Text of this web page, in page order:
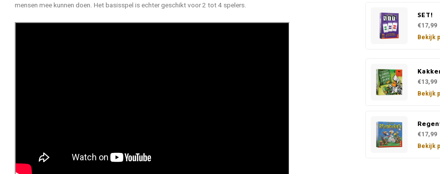
mensen mee kunnen doen. Het basisspel is echter geschikt voor 2 tot 4 spelers.
SET!
€17,99
Bekijk
€13,99
Bekijk
€17,99
Bekijk